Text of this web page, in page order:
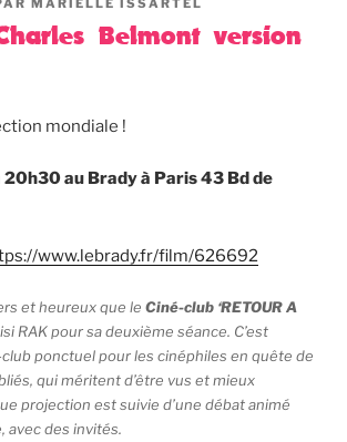
MARIELLE ISSARTEL
Belmont version
mondiale !
20h30 au Brady à Paris 43 Bd de
www.lebrady.fr/film/626692
et heureux que le Ciné-club ‘RETOUR A
RAK pour sa deuxième séance. C’est
ponctuel pour les cinéphiles en quête de
qui méritent d’être vus et mieux
projection est suivie d’une débat animé
avec des invités.